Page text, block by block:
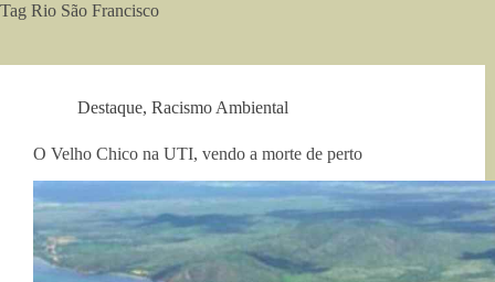
Tag Rio São Francisco
Destaque, Racismo Ambiental
O Velho Chico na UTI, vendo a morte de perto